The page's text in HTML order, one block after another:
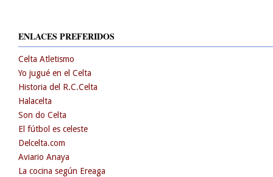
ENLACES PREFERIDOS
Celta Atletismo
Yo jugué en el Celta
Historia del R.C.Celta
Halacelta
Son do Celta
El fútbol es celeste
Delcelta.com
Aviario Anaya
La cocina según Ereaga